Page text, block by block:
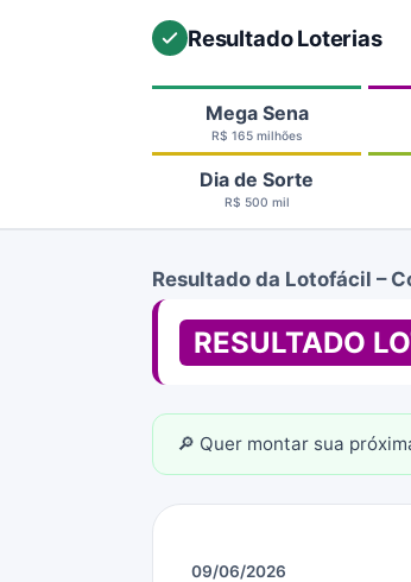
Resultado Loterias
Mega Sena
R$ 165 milhões
Dia de Sorte
R$ 500 mil
Resultado da Lotofácil –
RESULTADO
🔎 Quer montar sua
09/06/2026